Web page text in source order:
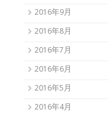
2016年9月
2016年8月
2016年7月
2016年6月
2016年5月
2016年4月